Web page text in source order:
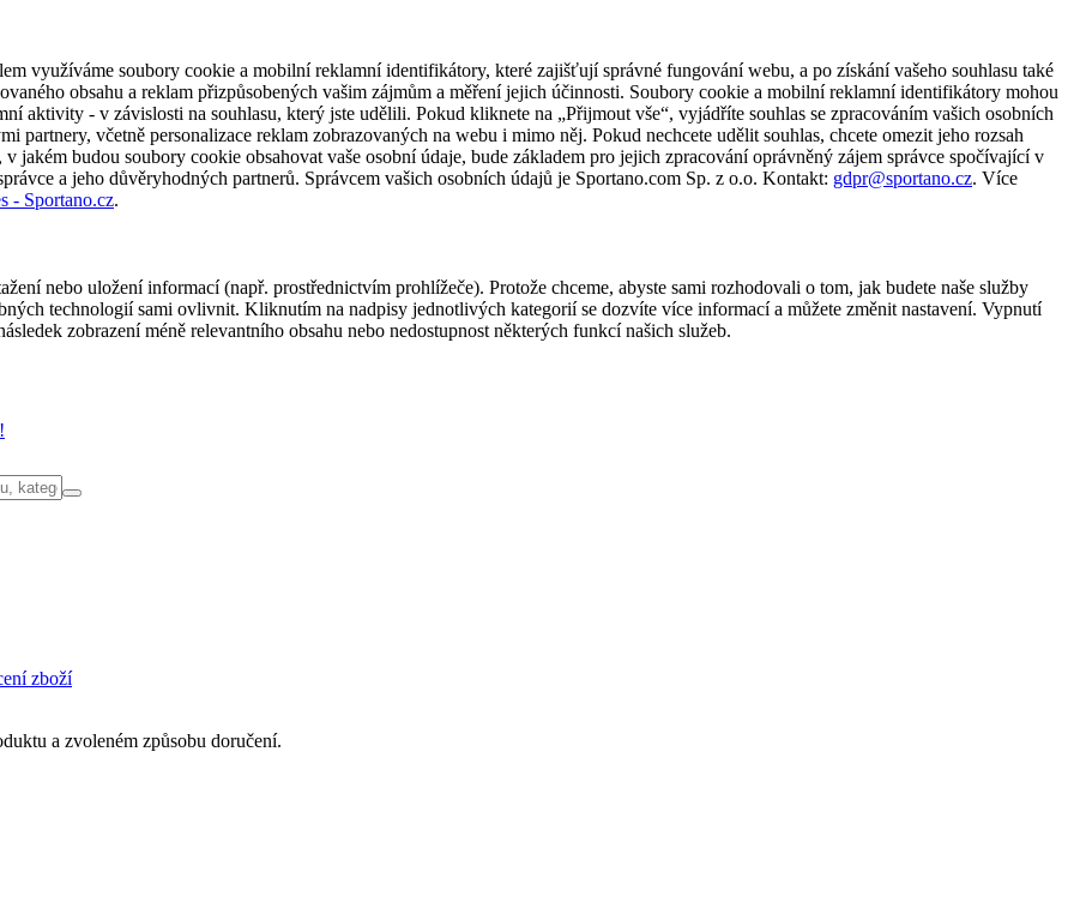
využíváme soubory cookie a mobilní reklamní identifikátory, které zajišťují správné fungování webu, a po získání vašeho souhlasu také
obsahu a reklam přizpůsobených vašim zájmům a měření jejich účinnosti. Soubory cookie a mobilní reklamní identifikátory mohou
aktivity - v závislosti na souhlasu, který jste udělili. Pokud kliknete na „Přijmout vše“, vyjádříte souhlas se zpracováním vašich osobních
včetně personalizace reklam zobrazovaných na webu i mimo něj. Pokud nechcete udělit souhlas, chcete omezit jeho rozsah
jakém budou soubory cookie obsahovat vaše osobní údaje, bude základem pro jejich zpracování oprávněný zájem správce spočívající v
a jeho důvěryhodných partnerů. Správcem vašich osobních údajů je Sportano.com Sp. z o.o. Kontakt: gdpr@sportano.cz. Více
- Sportano.cz.
nebo uložení informací (např. prostřednictvím prohlížeče). Protože chceme, abyste sami rozhodovali o tom, jak budete naše služby
technologií sami ovlivnit. Kliknutím na nadpisy jednotlivých kategorií se dozvíte více informací a můžete změnit nastavení. Vypnutí
zobrazení méně relevantního obsahu nebo nedostupnost některých funkcí našich služeb.
zboží
a zvoleném způsobu doručení.